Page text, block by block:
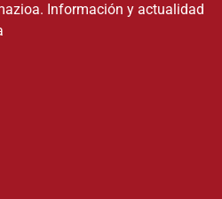
Información y actualidad